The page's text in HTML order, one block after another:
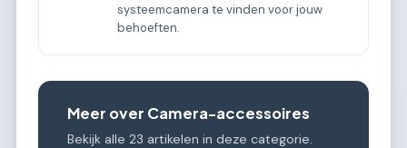
systeemcamera te vinden voor jouw
behoeften.
Meer over Camera-accessoires
Bekijk alle 23 artikelen in deze categorie.